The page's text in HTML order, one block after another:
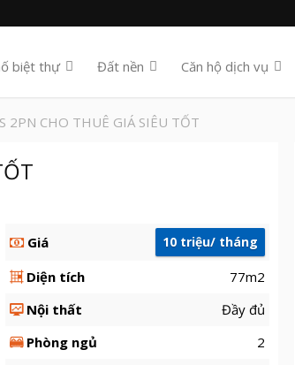
biệt thự Đất nền Căn hộ dịch vụ
2PN CHO THUÊ GIÁ SIÊU TỐT
Giá 10 triệu/ tháng
Diện tích
77m2
Nội thất
Đầy đủ
Phòng ngủ
2